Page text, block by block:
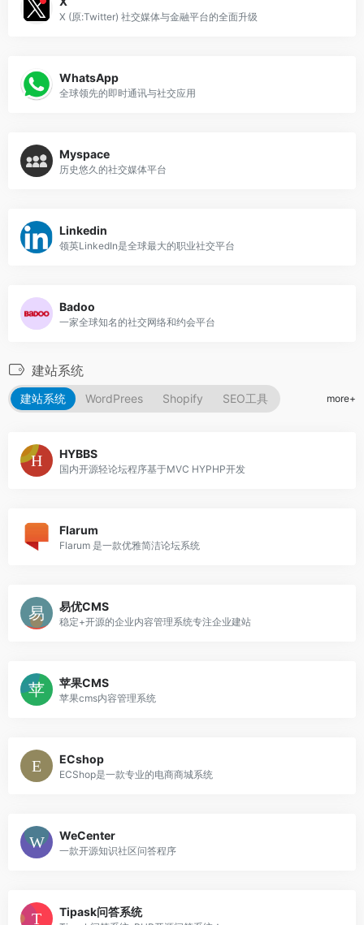
X (原:Twitter) 社交媒体与金融平台的全面升级
WhatsApp
全球领先的即时通讯与社交应用
Myspace
历史悠久的社交媒体平台
Linkedin
领英LinkedIn是全球最大的职业社交平台
Badoo
一家全球知名的社交网络和约会平台
建站系统
建站系统 WordPrees Shopify SEO工具 more+
HYBBS
国内开源轻论坛程序基于MVC HYPHP开发
Flarum
Flarum 是一款优雅简洁论坛系统
易优CMS
稳定+开源的企业内容管理系统专注企业建站
苹果CMS
苹果cms内容管理系统
ECshop
ECShop是一款专业的电商商城系统
WeCenter
一款开源知识社区问答程序
Tipask问答系统